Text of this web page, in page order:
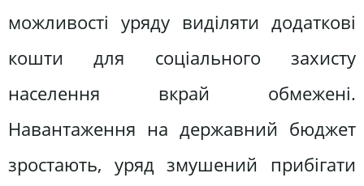
можливості уряду виділяти додаткові
кошти для соціального захисту
населення вкрай обмежені.
Навантаження на державний бюджет
зростають, уряд змушений прибігати